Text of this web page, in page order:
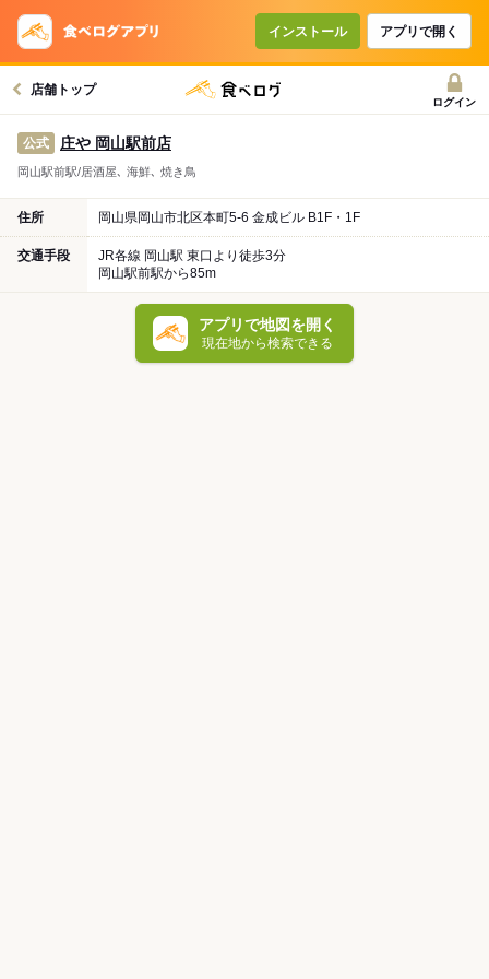
インストール アプリで開く
店舗トップ
ログイン
公式 庄や 岡山駅前店
岡山駅前駅/居酒屋､ 海鮮､ 焼き鳥
住所 岡山県岡山市北区本町5-6 金成ビル B1F・1F
交通手段
JR各線 岡山駅 東口より徒歩3分
岡山駅前駅から85m
アプリで地図を開く
現在地から検索できる